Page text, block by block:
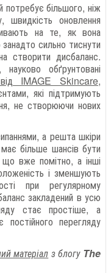
потребує більшого, ніж
швидкість оновлення
на те, як вона
сильно тиснути
створити дисбаланс.
обґрунтовані
IMAGE Skincare,
які підтримують
не створюючи нових
а решта шкіри
більше шансів бути
вже помітно, а інші
і зменшують
при регулярному
закладений в усю
стає простіше, а
перегляду
матеріал з блогу The